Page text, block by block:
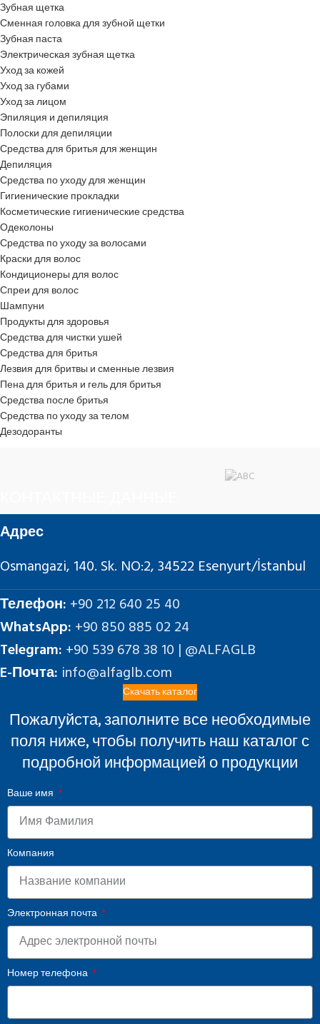
Зубная щетка
Сменная головка для зубной щетки
Зубная паста
Электрическая зубная щетка
Уход за кожей
Уход за губами
Уход за лицом
Эпиляция и депиляция
Полоски для депиляции
Средства для бритья для женщин
Депиляция
Средства по уходу для женщин
Гигиенические прокладки
Косметические гигиенические средства
Одеколоны
Средства по уходу за волосами
Краски для волос
Кондиционеры для волос
Спреи для волос
Шампуни
Продукты для здоровья
Средства для чистки ушей
Средства для бритья
Лезвия для бритвы и сменные лезвия
Пена для бритья и гель для бритья
Средства после бритья
Средства по уходу за телом
Дезодоранты
Адрес
Osmangazi, 140. Sk. NO:2, 34522 Esenyurt/İstanbul
Телефон: +90 212 640 25 40
WhatsApp: +90 850 885 02 24
Telegram: +90 539 678 38 10 | @ALFAGLB
E-Почта: info@alfaglb.com
Скачать каталог
Пожалуйста, заполните все необходимые
поля ниже, чтобы получить наш каталог с
подробной информацией о продукции
Ваше имя
Компания
Электронная почта
Номер телефона